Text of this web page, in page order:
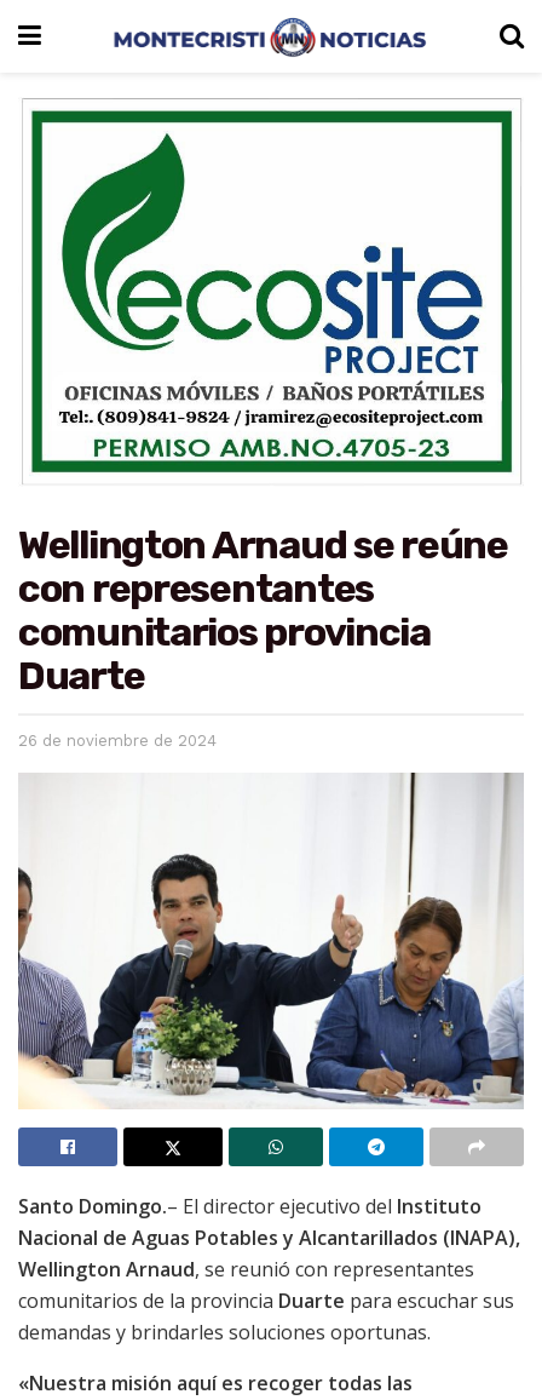
Wellington Arnaud se reúne
con representantes
comunitarios provincia
Duarte
26 de noviembre de 2024
Santo Domingo.– El director ejecutivo del Instituto
Nacional de Aguas Potables y Alcantarillados (INAPA),
Wellington Arnaud, se reunió con representantes
comunitarios de la provincia Duarte para escuchar sus
demandas y brindarles soluciones oportunas.
«Nuestra misión aquí es recoger todas las